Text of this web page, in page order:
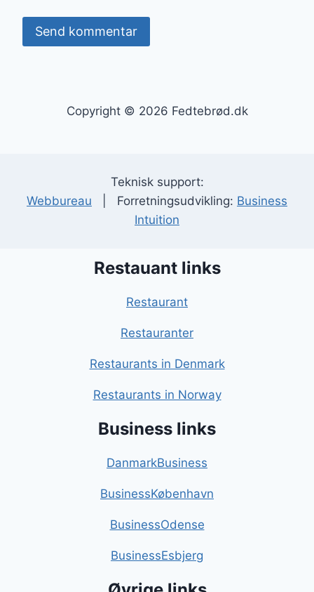
Copyright © 2026 Fedtebrød.dk
Teknisk support:
Webbureau | Forretningsudvikling: Business
Intuition
Restauant links
Restaurant
Restauranter
Restaurants in Denmark
Restaurants in Norway
Business links
DanmarkBusiness
BusinessKøbenhavn
BusinessOdense
BusinessEsbjerg